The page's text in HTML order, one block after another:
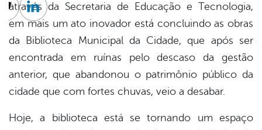
através da Secretaria de Educação e Tecnologia,
em mais um ato inovador está concluindo as obras
da Biblioteca Municipal da Cidade, que após ser
encontrada em ruínas pelo descaso da gestão
anterior, que abandonou o patrimônio público da
cidade que com fortes chuvas, veio a desabar.
Hoje, a biblioteca está se tornando um espaço
TwitterLinkedin